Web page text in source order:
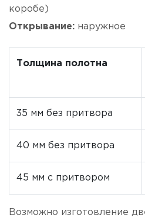
коробе)
Открывание: наружное
Толщина полотна
35 мм без притвора
40 мм без притвора
45 мм с притвором
Возможно изготовление